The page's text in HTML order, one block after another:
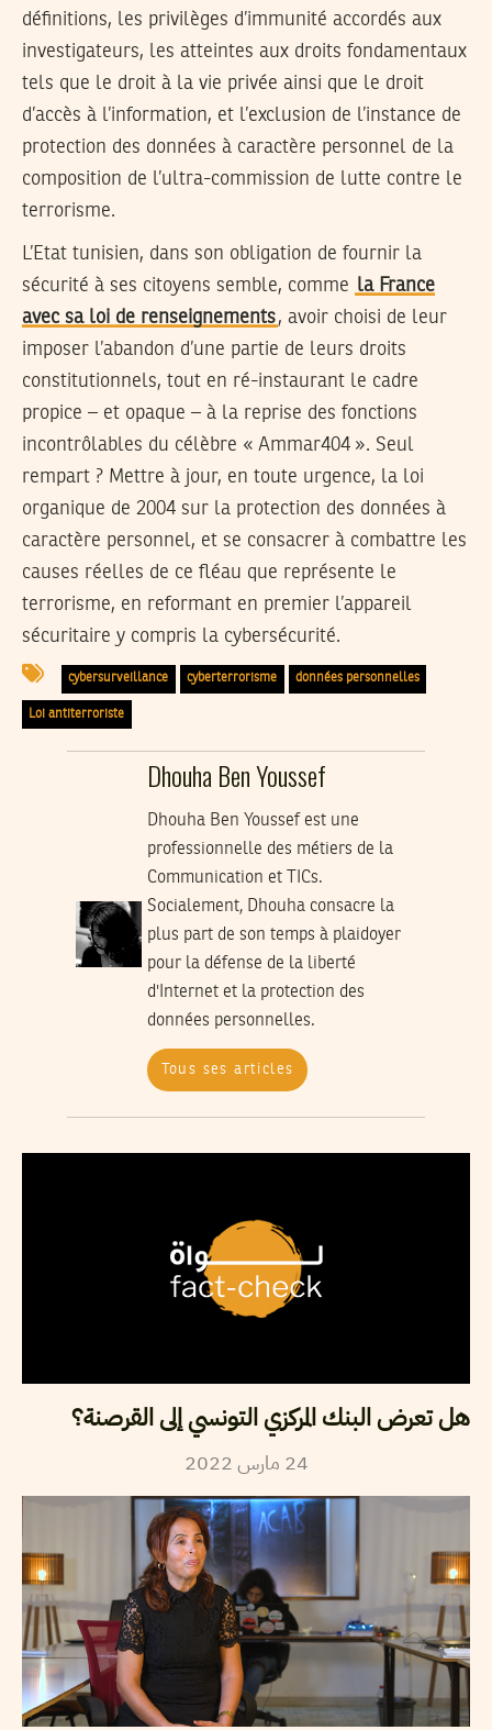
définitions, les privilèges d’immunité accordés aux
investigateurs, les atteintes aux droits fondamentaux
tels que le droit à la vie privée ainsi que le droit
d’accès à l’information, et l’exclusion de l’instance de
protection des données à caractère personnel de la
composition de l’ultra-commission de lutte contre le
terrorisme.
L’Etat tunisien, dans son obligation de fournir la
sécurité à ses citoyens semble, comme la France
avec sa loi de renseignements, avoir choisi de leur
imposer l’abandon d’une partie de leurs droits
constitutionnels, tout en ré-instaurant le cadre
propice – et opaque – à la reprise des fonctions
incontrôlables du célèbre « Ammar404 ». Seul
rempart ? Mettre à jour, en toute urgence, la loi
organique de 2004 sur la protection des données à
caractère personnel, et se consacrer à combattre les
causes réelles de ce fléau que représente le
terrorisme, en reformant en premier l’appareil
sécuritaire y compris la cybersécurité.
cybersurveillance cyberterrorisme données personnelles
Loi antiterroriste
Dhouha Ben Youssef
Dhouha Ben Youssef est une
professionnelle des métiers de la
Communication et TICs.
Socialement, Dhouha consacre la
plus part de son temps à plaidoyer
pour la défense de la liberté
d'Internet et la protection des
données personnelles.
Tous ses articles
هل تعرض البنك المركزي التونسي إلى القرصنة؟
24 مارس2022